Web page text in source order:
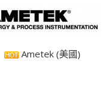
Ametek (美國)